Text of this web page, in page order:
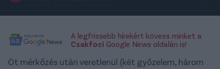
A legfrissebb hírekért kövess minket a
Csakfoci Google News oldalán is!
Öt mérkőzés után veretlenül (két győzelem, három